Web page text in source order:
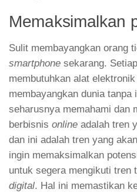
Memaksimalkan
Sulit membayangkan orang
smartphone sekarang.
membutuhkan alat
membayangkan dunia
seharusnya memahami dan
berbisnis online adalah tren
dan ini adalah tren yang
ingin memaksimalkan
untuk segera mengikuti tren
digital. Hal ini memastikan